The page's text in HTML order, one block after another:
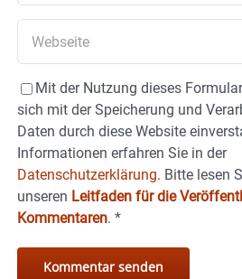
Mit der Nutzung dieses
sich mit der Speicherung und
Daten durch diese Website
Informationen erfahren Sie in der
Datenschutzerklärung. Bitte lesen
unseren Leitfaden für die
Kommentaren. *